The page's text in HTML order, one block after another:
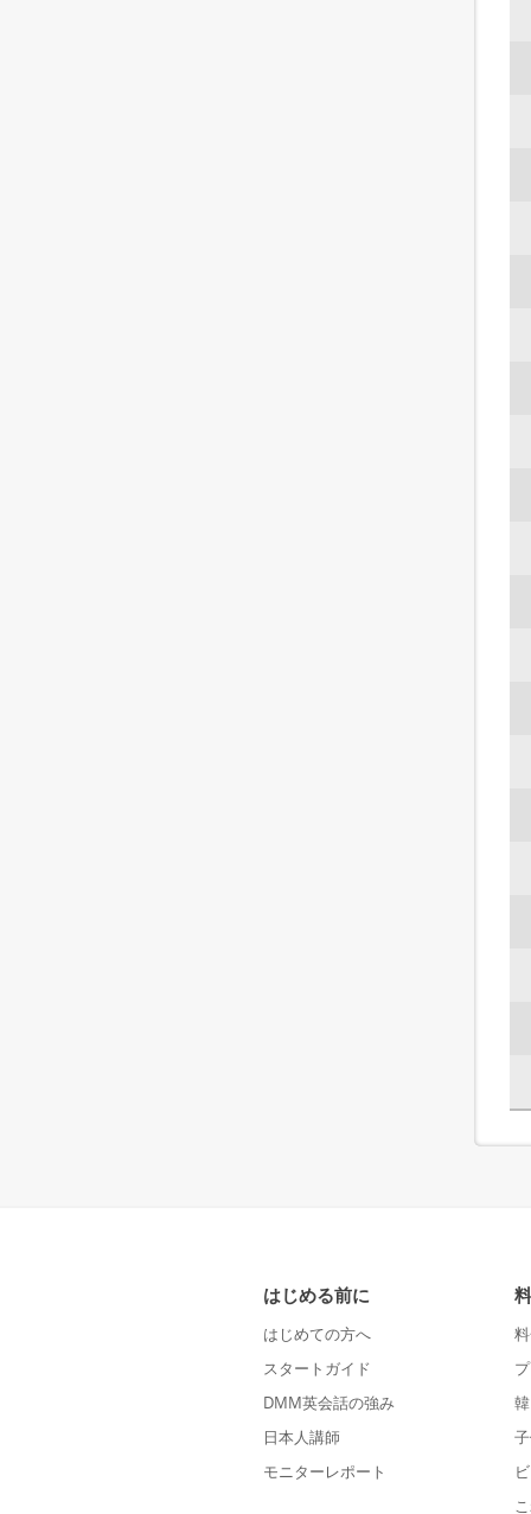
はじめる前に
はじめての方へ
スタートガイド
DMM英会話の強み
日本人講師
モニターレポート